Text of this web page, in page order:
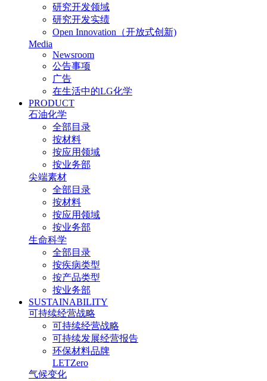
研究开发领域
研究开发实绩
Open Innovation（开放式创新)
Media
Newsroom
公告事项
广告
在生活中的LG化学
PRODUCT
石油化学
全部目录
按材料
按应用领域
按业务部
尖端素材
全部目录
按材料
按应用领域
按业务部
生命科学
全部目录
按疾病类型
按产品类型
按业务部
SUSTAINABILITY
可持续经营战略
可持续经营战略
可持续发展经营报告​
环保材料品牌
LETZero
气候变化